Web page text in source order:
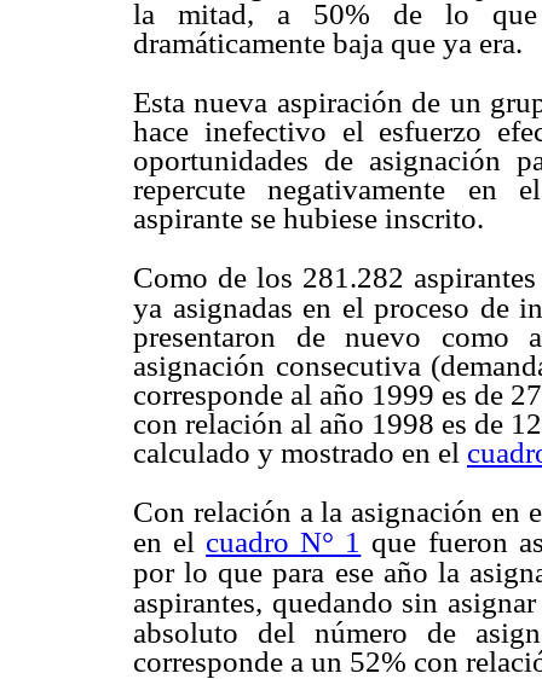
la mitad, a 50% de lo que
dramáticamente baja que ya era.
Esta nueva aspiración de un
hace inefectivo el esfuerzo
oportunidades de asignación
repercute negativamente en
aspirante se hubiese inscrito.
Como de los 281.282
ya asignadas en el proceso de
presentaron de nuevo como
asignación consecutiva
corresponde al año 1999 es de
con relación al año 1998 es de
calculado y mostrado en el
Con relación a la asignación en
en el cuadro N° 1 que fueron
por lo que para ese año la
aspirantes, quedando sin
absoluto del número de
corresponde a un 52% con